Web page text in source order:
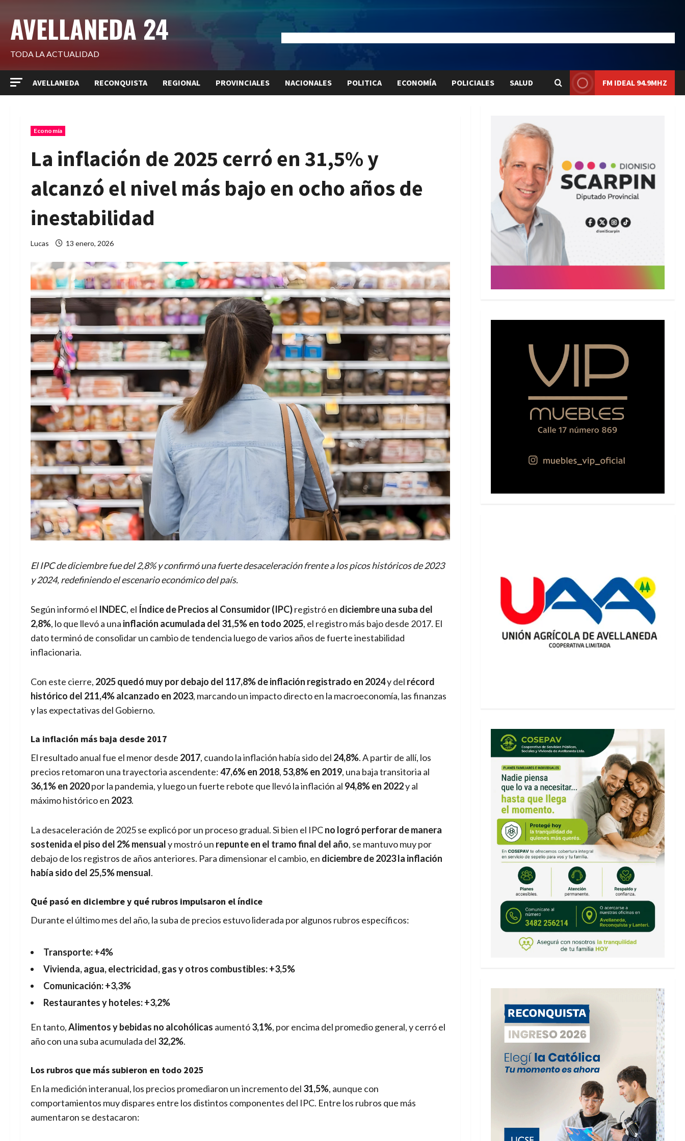
contenido
AVELLANEDA 24
TODA LA ACTUALIDAD
AVELLANEDA RECONQUISTA REGIONAL PROVINCIALES NACIONALES POLITICA ECONOMÍA POLICIALES SALUD FM IDEAL 94.9MHZ
Economía
La inflación de 2025 cerró en 31,5% y
alcanzó el nivel más bajo en ocho años de
inestabilidad
Lucas 13 enero, 2026
El IPC de diciembre fue del 2,8% y confirmó una fuerte desaceleración frente a los picos históricos de 2023
y 2024, redefiniendo el escenario económico del país.
Según informó el INDEC, el Índice de Precios al Consumidor (IPC)registró en diciembre una suba del
2,8%, lo que llevó a una inflación acumulada del 31,5% en todo 2025, el registro más bajo desde 2017. El
dato terminó de consolidar un cambio de tendencia luego de varios años de fuerte inestabilidad
inflacionaria.
Con este cierre, 2025 quedó muy por debajo del 117,8% de inflación registrado en 2024y del récord
histórico del 211,4% alcanzado en 2023, marcando un impacto directo en la macroeconomía, las finanzas
y las expectativas del Gobierno.
La inflación más baja desde 2017
El resultado anual fue el menor desde 2017, cuando la inflación había sido del 24,8%. A partir de allí, los
precios retomaron una trayectoria ascendente:47,6% en 2018,53,8% en 2019, una baja transitoria al
36,1% en 2020por la pandemia, y luego un fuerte rebote que llevó la inflación al 94,8% en 2022y al
máximo histórico en 2023.
La desaceleración de 2025 se explicó por un proceso gradual. Si bien el IPCno logró perforar de manera
sostenida el piso del 2% mensualy mostró un repunte en el tramo final del año, se mantuvo muy por
debajo de los registros de años anteriores. Para dimensionar el cambio, en diciembre de 2023 la inflación
había sido del 25,5% mensual.
Qué pasó en diciembre y qué rubros impulsaron el índice
Durante el último mes del año, la suba de precios estuvo liderada por algunos rubros específicos:
Transporte: +4%
Vivienda, agua, electricidad, gas y otros combustibles: +3,5%
Comunicación: +3,3%
Restaurantes y hoteles: +3,2%
En tanto,Alimentos y bebidas no alcohólicas aumentó3,1%, por encima del promedio general, y cerró el
año con una suba acumulada del 32,2%.
Los rubros que más subieron en todo 2025
En la medición interanual, los precios promediaron un incremento del 31,5%, aunque con
comportamientos muy dispares entre los distintos componentes del IPC. Entre los rubros que más
aumentaron se destacaron: